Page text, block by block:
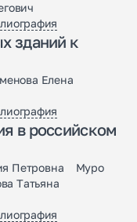
зданий к
Елена
в российском
Петровна Муро
Татьяна